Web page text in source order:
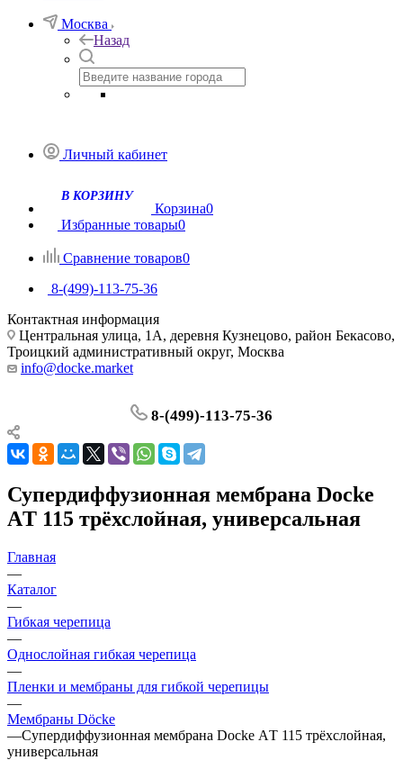
Москва
Назад
Личный кабинет
Корзина0
Избранные товары0
Сравнение товаров0
8-(499)-113-75-36
Контактная информация
Центральная улица, 1А, деревня Кузнецово, район Бекасово,
Троицкий административный округ, Москва
info@docke.market
8-(499)-113-75-36
Супердиффузионная мембрана Docke
АT 115 трёхслойная, универсальная
Главная
—
Каталог
—
Гибкая черепица
—
Однослойная гибкая черепица
—
Пленки и мембраны для гибкой черепицы
—
Мембраны Döcke
—Супердиффузионная мембрана Docke АT 115 трёхслойная,
универсальная